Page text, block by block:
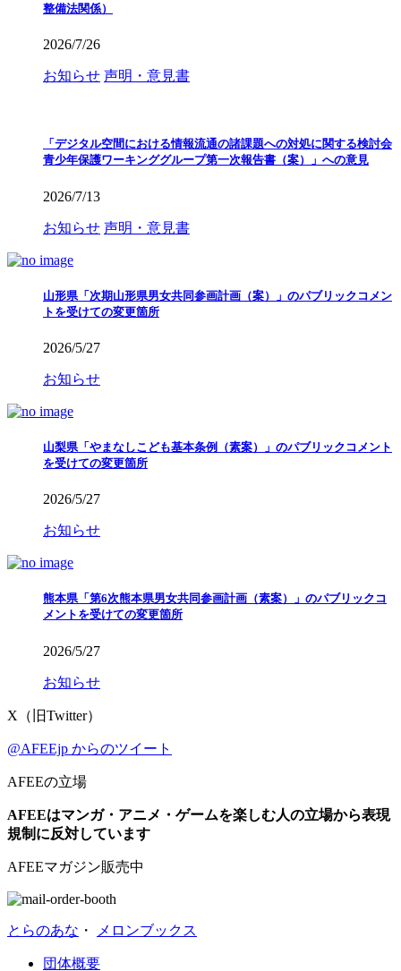
整備法関係）
2026/7/26
お知らせ 声明・意見書
「デジタル空間における情報流通の諸課題への対処に関する検討会
青少年保護ワーキンググループ第一次報告書（案）」への意見
2026/7/13
お知らせ 声明・意見書
山形県「次期山形県男女共同参画計画（案）」のパブリックコメン
トを受けての変更箇所
2026/5/27
お知らせ
山梨県「やまなしこども基本条例（素案）」のパブリックコメント
を受けての変更箇所
2026/5/27
お知らせ
熊本県「第6次熊本県男女共同参画計画（素案）」のパブリックコ
メントを受けての変更箇所
2026/5/27
お知らせ
X（旧Twitter）
@AFEEjp からのツイート
AFEEの立場
AFEEはマンガ・アニメ・ゲームを楽しむ人の立場から表現
規制に反対しています
AFEEマガジン販売中
とらのあな ・ メロンブックス
団体概要